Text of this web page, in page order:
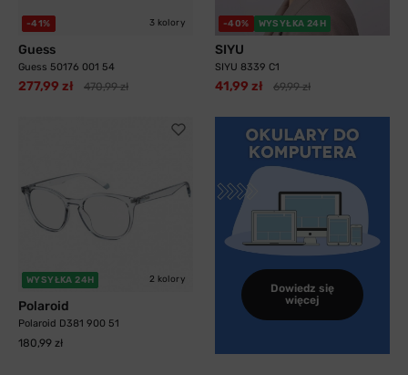
-41% 3 kolory
Guess
Guess 50176 001 54
277,99 zł 470,99 zł
-40% WYSYŁKA 24H
SIYU
SIYU 8339 C1
41,99 zł 69,99 zł
WYSYŁKA 24H 2 kolory
Polaroid
Polaroid D381 900 51
180,99 zł
Dowiedz się
więcej